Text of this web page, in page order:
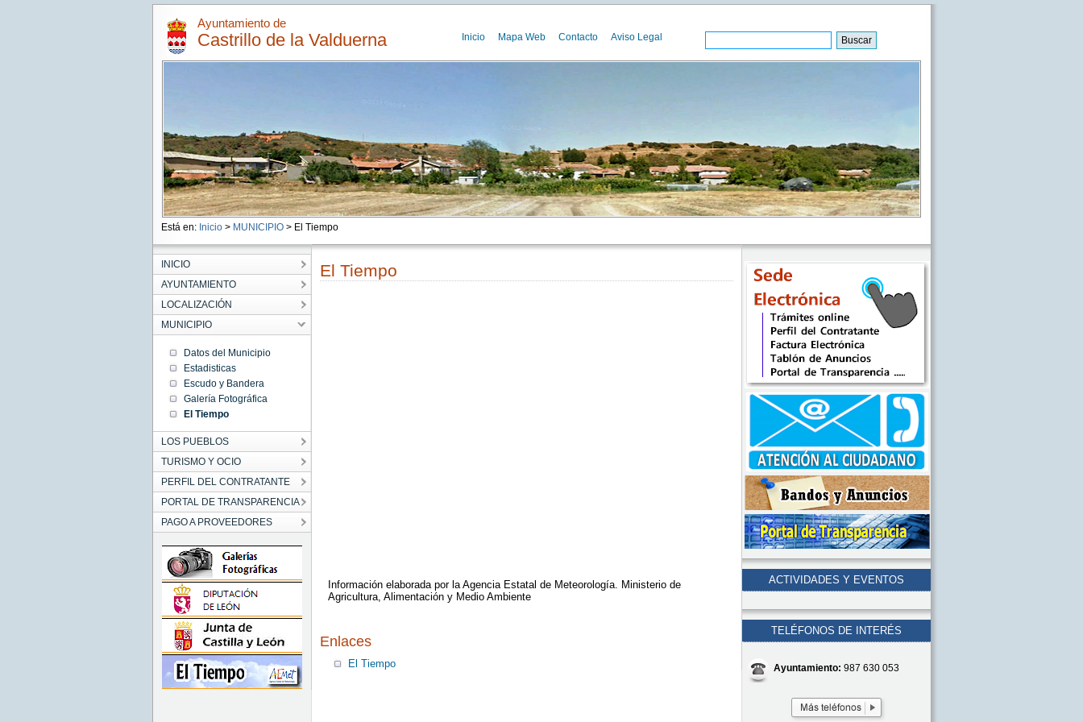
Ayuntamiento de
Castrillo de la Valduerna Inicio Mapa Web Contacto Aviso Legal
Está en: Inicio > MUNICIPIO> El Tiempo
INICIO
AYUNTAMIENTO
LOCALIZACIÓN
MUNICIPIO
Datos del Municipio
Estadisticas
Escudo y Bandera
Galería Fotográfica
El Tiempo
LOS PUEBLOS
TURISMO Y OCIO
PERFIL DEL CONTRATANTE
PORTAL DE TRANSPARENCIA
PAGO A PROVEEDORES
El Tiempo
Información elaborada por la Agencia Estatal de Meteorología. Ministerio de
Agricultura, Alimentación y Medio Ambiente
Enlaces
El Tiempo
ACTIVIDADES Y EVENTOS
TELÉFONOS DE INTERÉS
Ayuntamiento: 987 630 053